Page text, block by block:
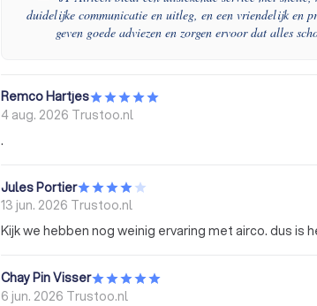
duidelijke communicatie en uitleg, en een vriendelijk en
geven goede adviezen en zorgen ervoor dat alles
Remco Hartjes
4 aug. 2026 Trustoo.nl
.
Jules Portier
13 jun. 2026 Trustoo.nl
Chay Pin Visser
6 jun. 2026 Trustoo.nl